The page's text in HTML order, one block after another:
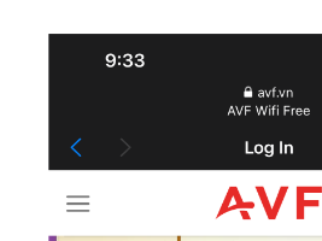
Airport Hotel & Resort